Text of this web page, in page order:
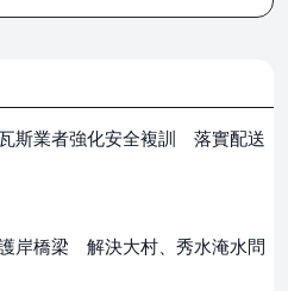
斯業者強化安全複訓 落實配送
岸橋梁 解決大村、秀水淹水問